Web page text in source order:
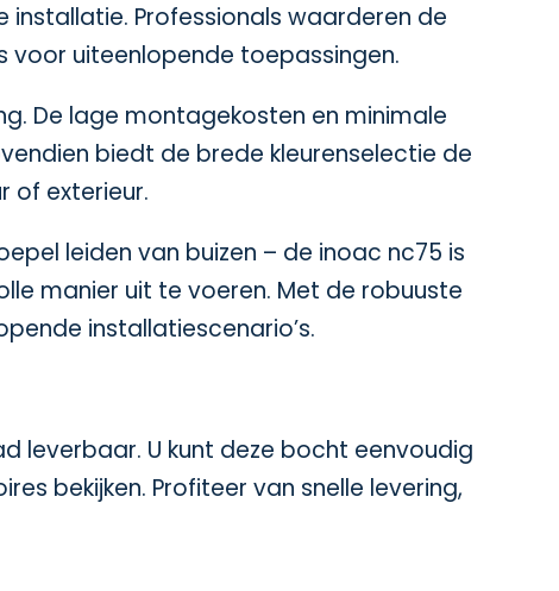
Professionals waarderen de
voor uiteenlopende toepassingen.
De lage montagekosten en minimale
biedt de brede kleurenselectie de
of exterieur.
leiden van buizen – de inoac nc75 is
manier uit te voeren. Met de robuuste
installatiescenario’s.
leverbaar. U kunt deze bocht eenvoudig
bekijken. Profiteer van snelle levering,